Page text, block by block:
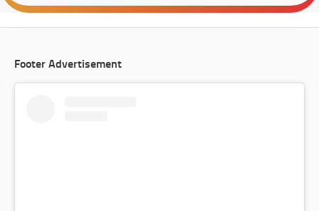
Footer Advertisement